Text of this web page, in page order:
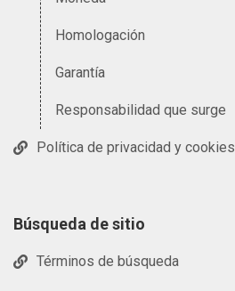
Homologación
Garantía
Responsabilidad que surge
Política de privacidad y cookies
Búsqueda de sitio
Términos de búsqueda